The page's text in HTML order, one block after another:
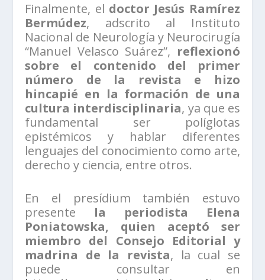
Finalmente, el doctor Jesús Ramírez
Bermúdez, adscrito al Instituto
Nacional de Neurología y Neurocirugía
“Manuel Velasco Suárez”, reflexionó
sobre el contenido del primer
número de la revista e hizo
hincapié en la formación de una
cultura interdisciplinaria, ya que es
fundamental ser políglotas
epistémicos y hablar diferentes
lenguajes del conocimiento como arte,
derecho y ciencia, entre otros.
En el presídium también estuvo
presente la periodista Elena
Poniatowska, quien aceptó ser
miembro del Consejo Editorial y
madrina de la revista, la cual se
puede consultar en